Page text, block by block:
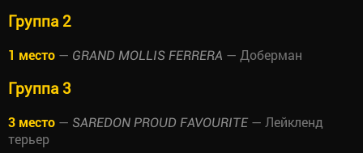
Группа 2
1 место — GRAND MOLLIS FERRERA — Доберман
Группа 3
3 место — SAREDON PROUD FAVOURITE — Лейкленд
терьер